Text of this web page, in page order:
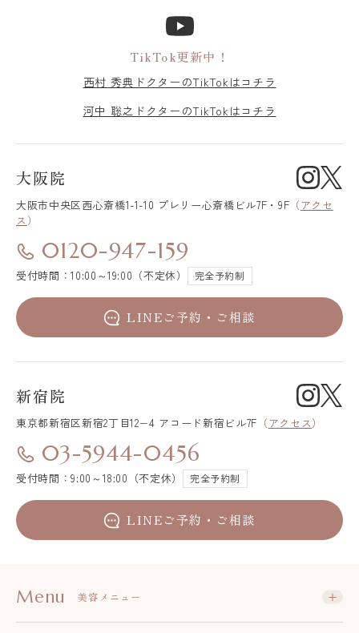
TikTok更新中！
西村 秀典ドクターのTikTokはコチラ
河中 聡之ドクターのTikTokはコチラ
大阪院
大阪市中央区西心斎橋1-1-10 プレリー心斎橋ビル7F・9F （アクセ
ス ）
0120-947-159
受付時間：10:00～19:00（不定休） 完全予約制
LINEご予約・ご相談
新宿院
東京都新宿区新宿2丁目12−4 アコード新宿ビル7F （アクセス）
03-5944-0456
受付時間：9:00～18:00（不定休） 完全予約制
LINEご予約・ご相談
Menu 美容メニュー